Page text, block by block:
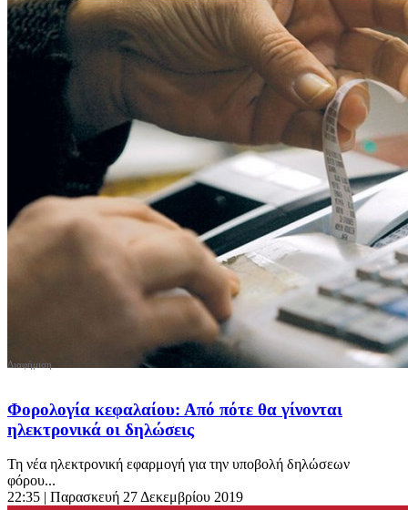
Φορολογία κεφαλαίου: Από πότε θα γίνονται
ηλεκτρονικά οι δηλώσεις
Τη νέα ηλεκτρονική εφαρμογή για την υποβολή δηλώσεων
φόρου...
22:35 | Παρασκευή 27 Δεκεμβρίου 2019